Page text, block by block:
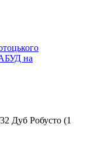
на
Дуб Робусто (1